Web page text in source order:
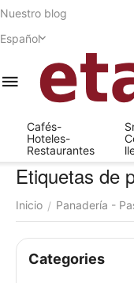
Nuestro blog
Español
Cafés-
Hoteles-
Restaurantes
Etiquetas de
Inicio / Panadería -
Сategories